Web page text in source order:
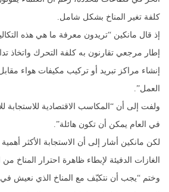
كلفة تغير المناخ بشكل شامل.
إذ قال مانكين “تريدون معرفة ما هي هذه
إطار مرجعي تقارنون به كلفة التحرك واتخاذ
إنشاء مراكز تبريد أو تركيب مكيفات هواء
العمل”.
ولفت إلى أن “المكاسب الاقتصادية للاستجابة
في العام يمكن أن تكون هائلة”.
لكن مانكين أشار إلى أن الاستجابة الأكثر
الغازات الدفيئة لإبطاء ظاهرة احترار المناخ
وختم “يجب أن نتكيّف مع المناخ الذي نعيش في